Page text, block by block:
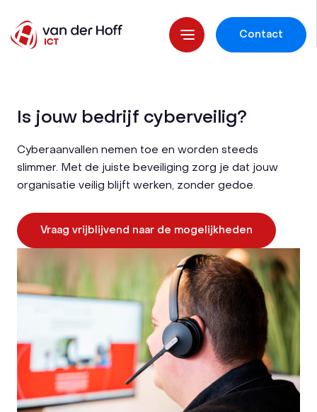
Contact
Is jouw bedrijf cyberveilig?
Cyberaanvallen nemen toe en worden steeds
slimmer. Met de juiste beveiliging zorg je dat jouw
organisatie veilig blijft werken, zonder gedoe.
Vraag vrijblijvend naar de mogelijkheden